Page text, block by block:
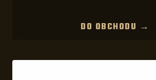
DO OBCHODU →